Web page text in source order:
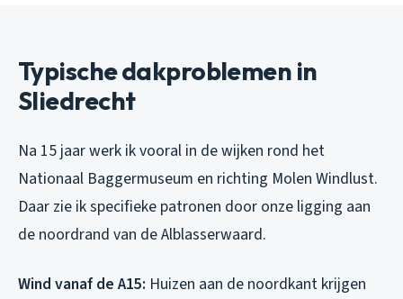
Typische dakproblemen in
Sliedrecht
Na 15 jaar werk ik vooral in de wijken rond het
Nationaal Baggermuseum en richting Molen Windlust.
Daar zie ik specifieke patronen door onze ligging aan
de noordrand van de Alblasserwaard.
Wind vanaf de A15: Huizen aan de noordkant krijgen